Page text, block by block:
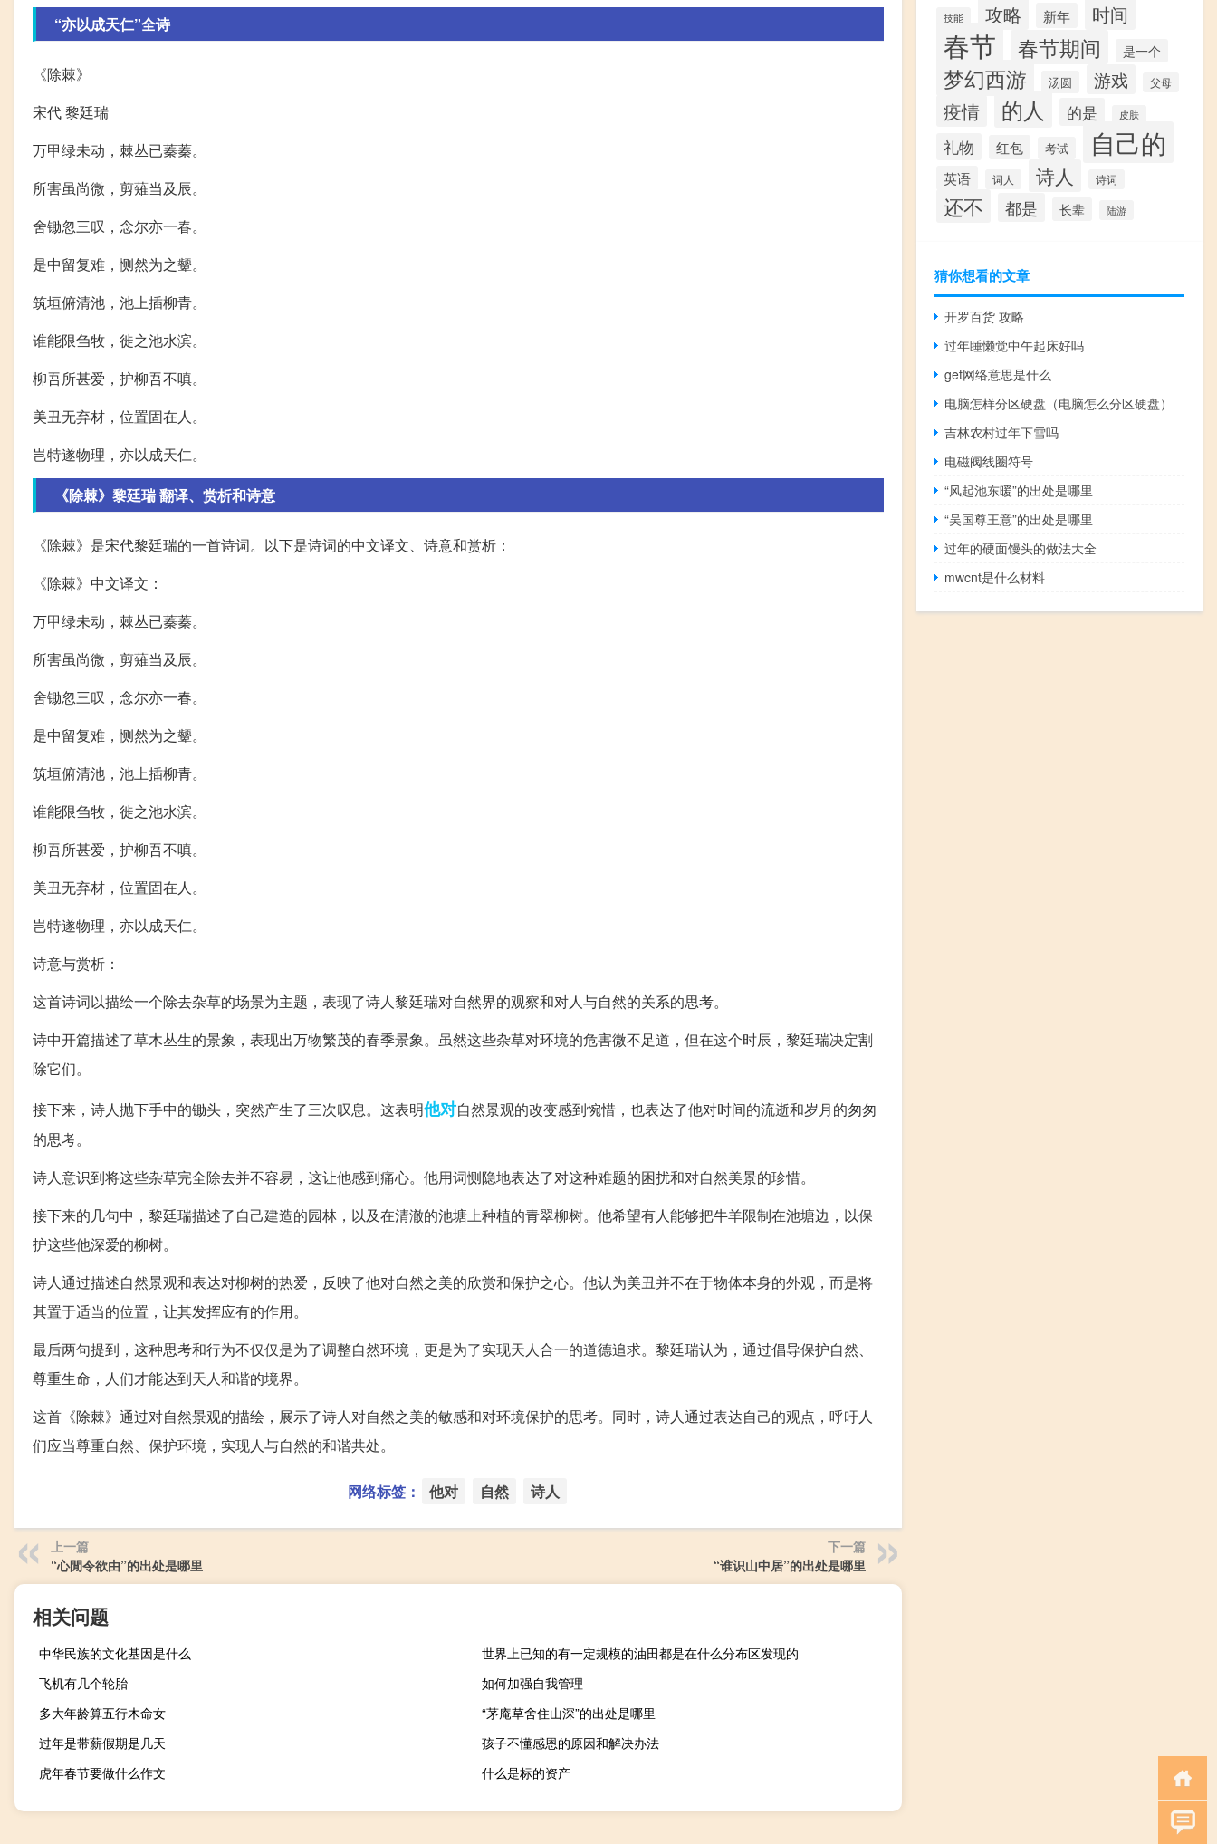
“亦以成天仁”全诗
《除棘》
宋代 黎廷瑞
万甲绿未动，棘丛已蓁蓁。
所害虽尚微，剪薙当及辰。
舍锄忽三叹，念尔亦一春。
是中留复难，恻然为之颦。
筑垣俯清池，池上插柳青。
谁能限刍牧，徙之池水滨。
柳吾所甚爱，护柳吾不嗔。
美丑无弃材，位置固在人。
岂特遂物理，亦以成天仁。
《除棘》黎廷瑞 翻译、赏析和诗意
《除棘》是宋代黎廷瑞的一首诗词。以下是诗词的中文译文、诗意和赏析：
《除棘》中文译文：
万甲绿未动，棘丛已蓁蓁。
所害虽尚微，剪薙当及辰。
舍锄忽三叹，念尔亦一春。
是中留复难，恻然为之颦。
筑垣俯清池，池上插柳青。
谁能限刍牧，徙之池水滨。
柳吾所甚爱，护柳吾不嗔。
美丑无弃材，位置固在人。
岂特遂物理，亦以成天仁。
诗意与赏析：
这首诗词以描绘一个除去杂草的场景为主题，表现了诗人黎廷瑞对自然界的观察和对人与自然的关系的思考。
诗中开篇描述了草木丛生的景象，表现出万物繁茂的春季景象。虽然这些杂草对环境的危害微不足道，但在这个时辰，黎廷瑞决定割
除它们。
接下来，诗人抛下手中的锄头，突然产生了三次叹息。这表明他对自然景观的改变感到惋惜，也表达了他对时间的流逝和岁月的匆匆
的思考。
诗人意识到将这些杂草完全除去并不容易，这让他感到痛心。他用词恻隐地表达了对这种难题的困扰和对自然美景的珍惜。
接下来的几句中，黎廷瑞描述了自己建造的园林，以及在清澈的池塘上种植的青翠柳树。他希望有人能够把牛羊限制在池塘边，以保
护这些他深爱的柳树。
诗人通过描述自然景观和表达对柳树的热爱，反映了他对自然之美的欣赏和保护之心。他认为美丑并不在于物体本身的外观，而是将
其置于适当的位置，让其发挥应有的作用。
最后两句提到，这种思考和行为不仅仅是为了调整自然环境，更是为了实现天人合一的道德追求。黎廷瑞认为，通过倡导保护自然、
尊重生命，人们才能达到天人和谐的境界。
这首《除棘》通过对自然景观的描绘，展示了诗人对自然之美的敏感和对环境保护的思考。同时，诗人通过表达自己的观点，呼吁人
们应当尊重自然、保护环境，实现人与自然的和谐共处。
网络标签： 他对 自然 诗人
上一篇
“心閒令欲由”的出处是哪里
下一篇
“谁识山中居”的出处是哪里
相关问题
中华民族的文化基因是什么
世界上已知的有一定规模的油田都是在什么分布区发现的
飞机有几个轮胎
如何加强自我管理
多大年龄算五行木命女
“茅庵草舍住山深”的出处是哪里
过年是带薪假期是几天
孩子不懂感恩的原因和解决办法
虎年春节要做什么作文
什么是标的资产
技能 攻略 新年 时间
春节 春节期间 是一个
梦幻西游 汤圆 游戏 父母
疫情 的人 的是 皮肤
礼物 红包 考试 自己的
英语 词人 诗人 诗词
还不 都是 长辈 陆游
猜你想看的文章
开罗百货 攻略
过年睡懒觉中午起床好吗
get网络意思是什么
电脑怎样分区硬盘（电脑怎么分区硬盘）
吉林农村过年下雪吗
电磁阀线圈符号
“风起池东暖”的出处是哪里
“吴国尊王意”的出处是哪里
过年的硬面馒头的做法大全
mwcnt是什么材料